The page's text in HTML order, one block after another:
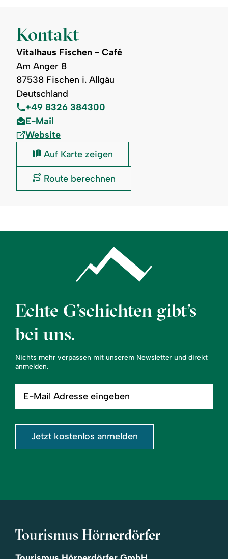
Kontakt
Vitalhaus Fischen - Café
Am Anger 8
87538 Fischen i. Allgäu
Deutschland
+49 8326 384300
E-Mail
Website
Vitalhaus
Café:
Auf Karte zeigen
Vitalhaus
Route berechnen
Echte G’schichten gibt’s
bei uns.
Nichts mehr verpassen mit unserem Newsletter und direkt
anmelden.
Mail
eingeben
Jetzt kostenlos anmelden
Tourismus Hörnerdörfer